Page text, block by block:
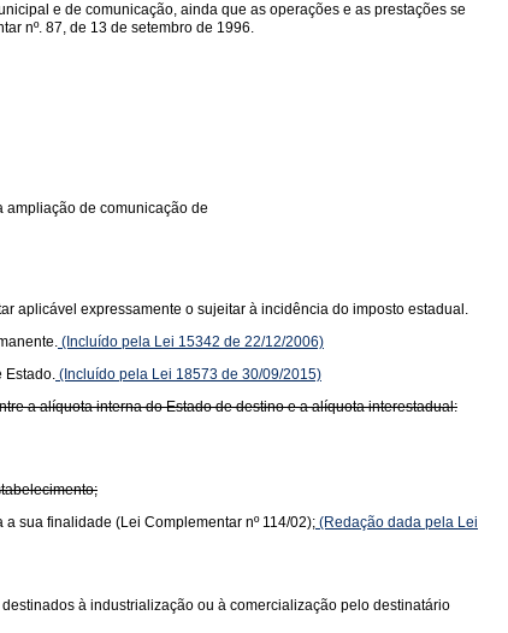
e de comunicação, ainda que as operações e as prestações se
nº. 87, de 13 de setembro de 1996.
ampliação de comunicação de
aplicável expressamente o sujeitar à incidência do imposto estadual.
(Incluído pela Lei 15342 de 22/12/2006)
Estado. (Incluído pela Lei 18573 de 30/09/2015)
a alíquota interna do Estado de destino e a alíquota interestadual:
sua finalidade (Lei Complementar nº 114/02); (Redação dada pela Lei
à industrialização ou à comercialização pelo destinatário